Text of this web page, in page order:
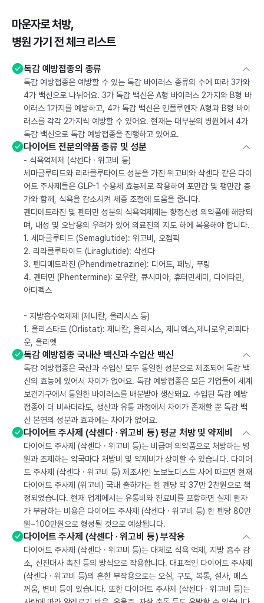
마운자로 처방,
병원 가기 전 체크 리스트
독감 예방접종의 종류
독감 예방접종은 예방할 수 있는 독감 바이러스 종류의 수에 따라 3가와
4가 백신으로 나뉘어요. 3가 독감 백신은 A형 바이러스 2가지와 B형 바
이러스 1가지를 예방하고, 4가 독감 백신은 인플루엔자 A형과 B형 바이
러스를 각각 2가지씩 예방할 수 있어요. 현재는 대부분의 병원에서 4가
독감 백신으로 독감 예방접종을 진행하고 있어요.
다이어트 전문의약품 종류 및 성분
- 식욕억제제 (삭센다 · 위고비 등)
세마글루티드와 리라클루타이드 성분을 가진 위고비와 삭센다 같은 다이
어트 주사제들은 GLP-1 수용체 효능제로 작용하여 포만감 및 팽만감 증
가와 함께, 식욕을 감소시켜 체중 조절에 도움을 줍니다.
펜디메트라진 및 펜터민 성분의 식욕억제제는 향정신성 의약품에 해당되
며, 내성 및 오남용의 우려가 있어 의료진의 지도 하에 복용해야 합니다.
1. 세마글루티드 (Semaglutide): 위고비, 오젬픽
2. 리라클루타이드 (Liraglutide): 삭센다
3. 펜디메트라진 (Phendimetrazine): 디어트, 페닝, 푸링
4. 펜터민 (Phentermine): 로우칼, 큐시미아, 휴터민세미, 디에타민,
아디펙스
- 지방흡수억제제 (제니칼, 올리시스 등)
1. 올리스타트 (Orlistat): 제니칼, 올리시스, 제니엑스,제니로우,리피다
운, 올리엣
독감 예방접종 국내산 백신과 수입산 백신
독감 예방접종은 국산과 수입산 모두 동일한 성분으로 제조되어 독감 백
신의 효능에 있어서 차이가 없어요. 독감 예방접종은 모든 기업들이 세계
보건기구에서 동일한 바이러스를 배분받아 생산돼요. 수입된 독감 예방
접종이 더 비싸더라도, 생산과 유통 과정에서 차이가 존재할 뿐 독감 백
신 본연의 성분과 효과에는 차이가 없어요.
다이어트 주사제 (삭센다 · 위고비 등) 평균 처방 및 약제비
다이어트 주사제 (삭센다 · 위고비 등)는 비급여 의약품으로 처방하는 병
원과 조제하는 약국마다 처방비 및 약제비가 상이할 수 있습니다. 다이어
트 주사제 (삭센다 · 위고비 등) 제조사인 노보노디스트 사에 따르면 현재
다이어트 주사제 (위고비) 국내 출하가는 한 펜당 약 37만 2천원으로 책
정되었습니다. 현재 업계에서는 유통비와 진료비를 포함하면 실제 환자
가 부담하는 비용은 다이어트 주사제 (삭센다 · 위고비 등) 한 펜당 80만
원~100만원으로 형성될 것으로 예상됩니다.
다이어트 주사제 (삭센다 · 위고비 등) 부작용
다이어트 주사제 (삭센다 · 위고비 등)는 대체로 식욕 억제, 지방 흡수 감
소, 신진대사 촉진 등의 방식으로 작용합니다. 대표적인 다이어트 주사제
(삭센다 · 위고비 등)의 흔한 부작용으로는 오심, 구토, 복통, 설사, 메스
꺼움, 변비 등이 있습니다. 또한 다이어트 주사제 (삭센다 · 위고비 등)는